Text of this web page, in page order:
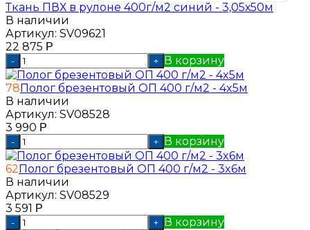
Ткань ПВХ в рулоне 400г/м2 синий - 3,05х50м
В наличии
Артикул: SV09621
22 875 Р
- + В корзину
78Полог брезентовый ОП 400 г/м2 - 4x5м
В наличии
Артикул: SV08528
3 990 Р
- + В корзину
62Полог брезентовый ОП 400 г/м2 - 3x6м
В наличии
Артикул: SV08529
3 591 Р
- + В корзину